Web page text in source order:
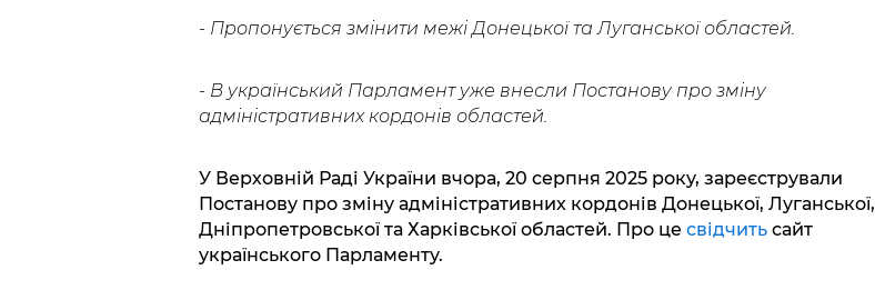
- Пропонується змінити межі Донецької та Луганської областей.
- В український Парламент уже внесли Постанову про зміну
адміністративних кордонів областей.
У Верховній Раді України вчора, 20 серпня 2025 року, зареєстрували
Постанову про зміну адміністративних кордонів Донецької, Луганської,
Дніпропетровської та Харківської областей. Про це свідчитьсайт
українського Парламенту.